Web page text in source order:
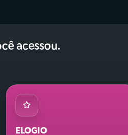
acessou.
ELOGIO